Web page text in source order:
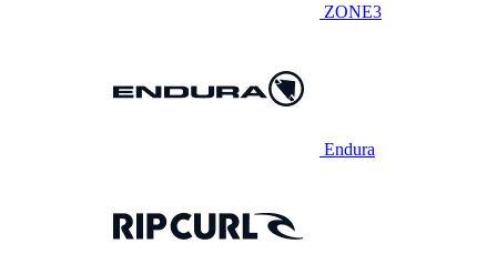
ZONE3
Endura